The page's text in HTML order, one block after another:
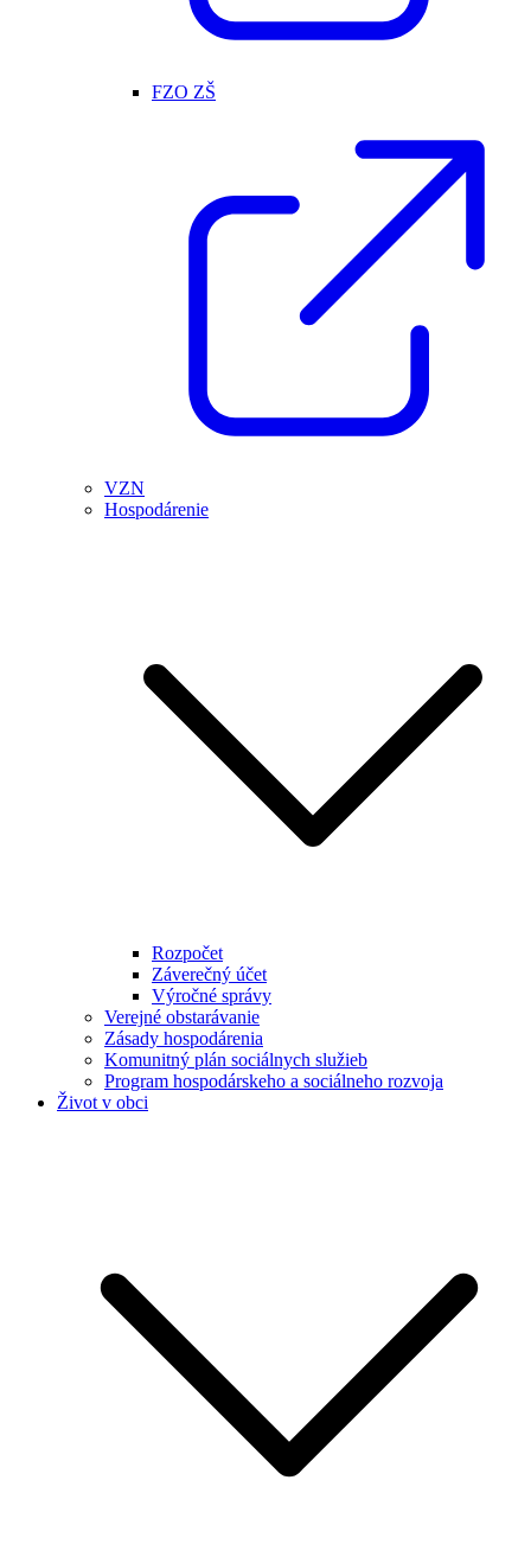
FZO ZŠ
VZN
Hospodárenie
Rozpočet
Záverečný účet
Výročné správy
Verejné obstarávanie
Zásady hospodárenia
Komunitný plán sociálnych služieb
Program hospodárskeho a sociálneho rozvoja
Život v obci